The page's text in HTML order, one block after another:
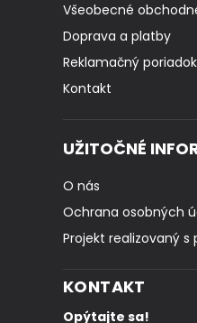
Všeobecné
Doprava a platby
Reklamačný poriadok
Kontakt
UŽITOČNÉ
O nás
Ochrana osobných
Projekt realizovaný s
KONTAKT
Opýtajte sa!